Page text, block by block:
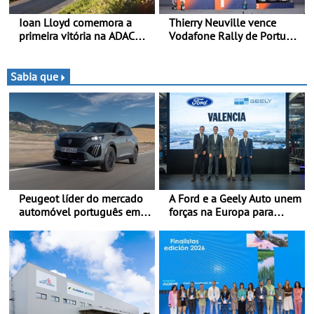
Ioan Lloyd comemora a
primeira vitória na ADAC
mulher a subir ao pódio na
Rally Cup
Thierry Neuville vence
Vodafone Rally de Portugal
Sabia que
Peugeot líder do mercado
automóvel português em
semestre
A Ford e a Geely Auto unem
forças na Europa para
multienergia de última
geração em Espanha